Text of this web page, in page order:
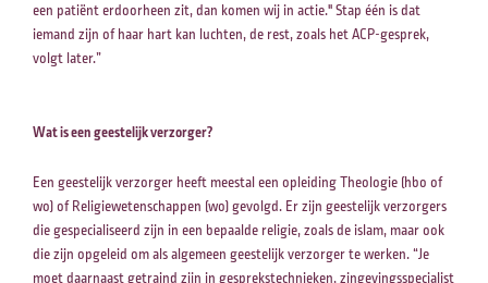
een patiënt erdoorheen zit, dan komen wij in actie." Stap één is dat
iemand zijn of haar hart kan luchten, de rest, zoals het ACP-gesprek,
volgt later.”
Wat is een geestelijk verzorger?
Een geestelijk verzorger heeft meestal een opleiding Theologie (hbo of
wo) of Religiewetenschappen (wo) gevolgd. Er zijn geestelijk verzorgers
die gespecialiseerd zijn in een bepaalde religie, zoals de islam, maar ook
die zijn opgeleid om als algemeen geestelijk verzorger te werken. “Je
moet daarnaast getraind zijn in gesprekstechnieken, zingevingsspecialist